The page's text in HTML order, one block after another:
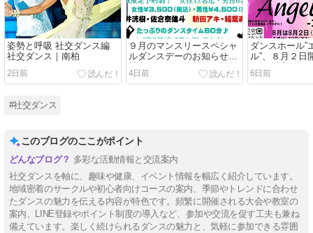
姿勢と呼吸 社交ダンス編
社交ダンス｜南柏
2日前
９月のマンスリースペシャ
ルダンスデーのお知らせ！
社交ダンス｜公民館｜松伏
4日前
ダンスホール”
ル”、８月２日
た！ 社交ダン
吉川市
6日前
#社交ダンス
このブログのここがポイント
多彩な活動情報と交流案内
社交ダンスを軸に、趣味や健康、イベント情報を幅広く紹介しています。
地域密着のサークルや初心者向けコースの案内、季節やトレンドに合わせ
たダンスの魅力を伝える内容が特色です。頻繁に開催される大会や教室の
案内、LINE登録やポイント制度の導入など、参加や交流を促す工夫も兼ね
備えています。楽しく続けられるダンスの魅力と、気軽に参加できる雰囲